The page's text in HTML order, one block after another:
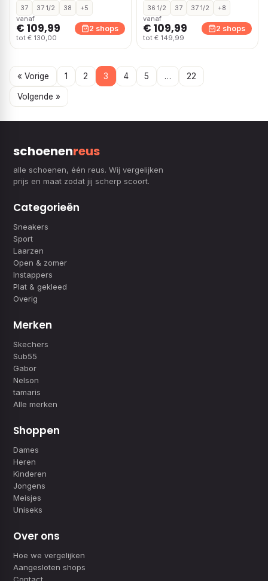
37 37 1/2 38
+5
vanaf
€ 109,99
tot € 130,00
2 shops
36 1/2 37 37 1/2
+8
vanaf
€ 109,99
tot € 149,99
2 shops
« Vorige 1 2 3 4 5 … 22
Volgende »
schoenenreus
alle schoenen, één reus. Wij vergelijken
prijs en maat zodat jij scherp scoort.
Categorieën
Sneakers
Sport
Laarzen
Open & zomer
Instappers
Plat & gekleed
Overig
Merken
Skechers
Sub55
Gabor
Nelson
tamaris
Alle merken
Shoppen
Dames
Heren
Kinderen
Jongens
Meisjes
Uniseks
Over ons
Hoe we vergelijken
Aangesloten shops